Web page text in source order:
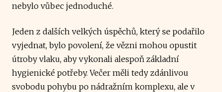
nebylo vůbec jednoduché.
Jeden z dalších velkých úspěchů, který se podařilo
vyjednat, bylo povolení, že vězni mohou opustit
útroby vlaku, aby vykonali alespoň základní
hygienické potřeby. Večer měli tedy zdánlivou
svobodu pohybu po nádražním komplexu, ale v